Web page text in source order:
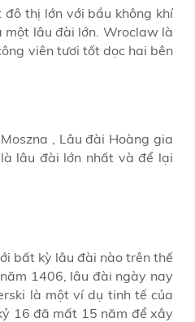
thị lớn với bầu không khí
một lâu đài lớn. Wroclaw là
viên tươi tốt dọc hai bên
, Lâu đài Hoàng gia
lâu đài lớn nhất và để lại
bất kỳ lâu đài nào trên thế
1406, lâu đài ngày nay
là một ví dụ tinh tế của
16 đã mất 15 năm để xây